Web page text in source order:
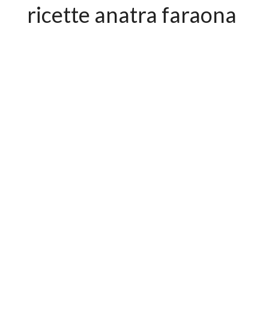
ricette anatra faraona